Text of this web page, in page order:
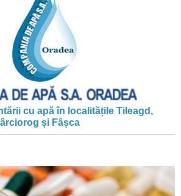
cu apă în localitățile Tileagd,
și Fâșca